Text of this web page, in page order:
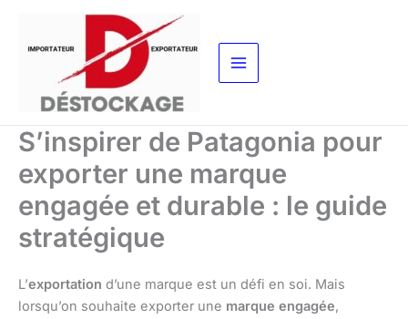
contenu
S’inspirer de Patagonia pour
exporter une marque
engagée et durable : le guide
stratégique
L’exportation d’une marque est un défi en soi. Mais
lorsqu’on souhaite exporter une marque engagée,